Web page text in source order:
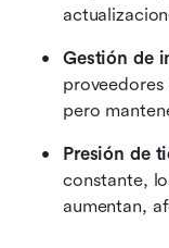
Gestión de
pero
Presión de
constante,
aumentan,